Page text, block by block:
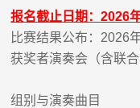
报名截止日期：2026
比赛结果公布：2026
获奖者演奏会（含联
组别与演奏曲目